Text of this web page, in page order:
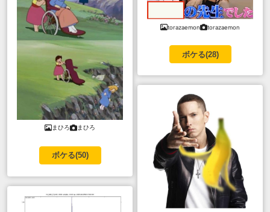
まひろ まひろ
ボケる(50)
torazaemon torazaemon
ボケる(28)